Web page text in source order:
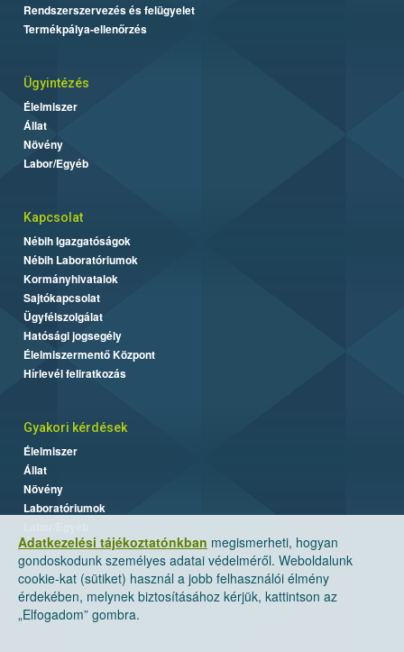
Adatkezelési tájékoztatónkban megismerheti, hogyan
gondoskodunk személyes adatai védelméről. Weboldalunk
cookie-kat (sütiket) használ a jobb felhasználói élmény
érdekében, melynek biztosításához kérjük, kattintson az
„Elfogadom” gombra.
Rendszerszervezés és felügyelet
Termékpálya-ellenőrzés
Ügyintézés
Élelmiszer
Állat
Növény
Labor/Egyéb
Kapcsolat
Nébih Igazgatóságok
Nébih Laboratóriumok
Kormányhivatalok
Sajtókapcsolat
Ügyfélszolgálat
Hatósági jogsegély
Élelmiszermentő Központ
Hírlevél feliratkozás
Gyakori kérdések
Élelmiszer
Állat
Növény
Laboratóriumok